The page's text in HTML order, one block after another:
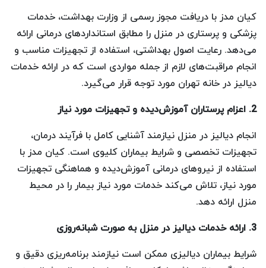
کیان مدز با دریافت مجوز رسمی از وزارت بهداشت، خدمات
پزشکی و پرستاری در منزل را مطابق استانداردهای درمانی ارائه
می‌دهد. رعایت اصول بهداشتی، استفاده از تجهیزات مناسب و
انجام مراقبت‌های لازم از جمله مواردی است که در ارائه خدمات
دیالیز در خانه تهران مورد توجه قرار می‌گیرد.
2. اعزام پرستاران آموزش‌دیده و تجهیزات مورد نیاز
انجام دیالیز در منزل نیازمند آشنایی کامل با فرآیند درمان،
تجهیزات تخصصی و شرایط بیماران کلیوی است. کیان مدز با
استفاده از نیروهای درمانی آموزش‌دیده و هماهنگی تجهیزات
مورد نیاز، تلاش می‌کند خدمات مورد نیاز بیمار را در محیط
منزل ارائه دهد.
3. ارائه خدمات دیالیز در منزل به صورت شبانه‌روزی
شرایط بیماران دیالیزی ممکن است نیازمند برنامه‌ریزی دقیق و